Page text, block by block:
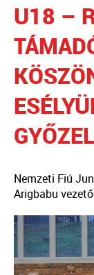
U18 –
Nemzeti Fiú
Arigbabu